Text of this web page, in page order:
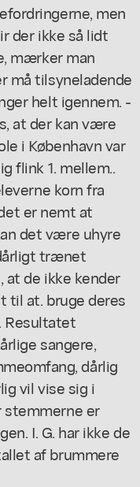
men
der ikke så lidt
mærker man
må tilsyneladende
helt igennem. -
at der kan være
i København var
flink 1. mellem..
korn fra
er nemt at
det være uhyre
trænet
de ikke kender
til at. bruge deres
Resultatet
sangere,
dårlig
vil vise sig i
stemmerne er
I. G. har ikke de
af brummere